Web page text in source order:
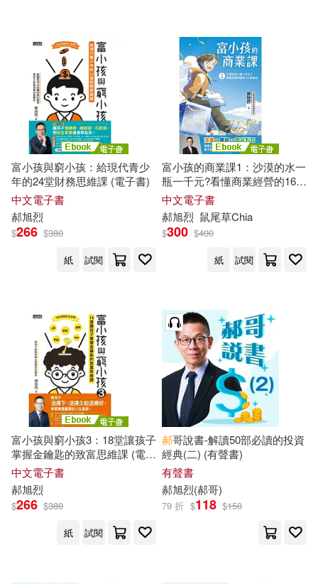
富小孩與窮小孩：給現代青少
年的24堂財務思維課 (電子書)
中文電子書
郝旭烈
$266 $380
紙
試閱
富小孩的商業課1：沙漠的水一
瓶一千元?看懂商業經營的16個
模式 (電子書)
中文電子書
郝旭烈 鼠尾草Chia
$300 $400
紙
試閱
富小孩與窮小孩3：18堂讓孩子
掌握金鑰匙的致富思維課 (電子
書)
中文電子書
郝旭烈
$266 $380
紙
試閱
郝哥說書-解讀50部必讀的投資
經典(二) (有聲書)
有聲書
郝旭烈(郝哥)
79 折 $118 $150